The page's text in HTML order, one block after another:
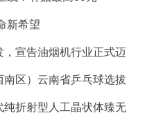
新希望
宣告油烟机行业正式迈
区）云南省乒乓球选拔
折射型人工晶状体臻无